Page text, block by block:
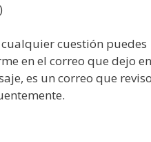
cualquier cuestión puedes
en el correo que dejo en
es un correo que reviso